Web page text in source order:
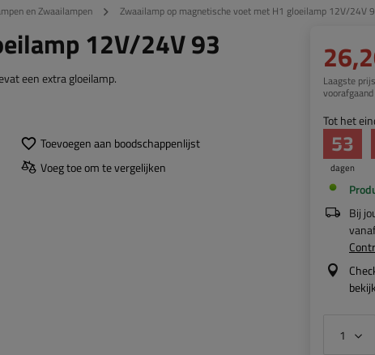
en Zwaailampen Zwaailamp op magnetische voet met H1 gloeilamp 12V/24V
12V/24V 93
een extra gloeilamp.
Toevoegen aan boodschappenlijst
Voeg toe om te vergelijken
Laagste
Tot het
dagen
53
Bij